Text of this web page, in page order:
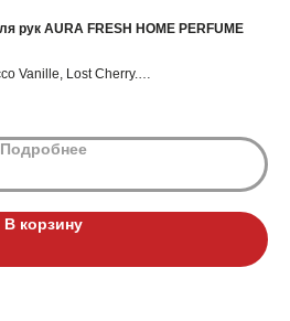
AURA FRESH HOME PERFUME
Vanille, Lost Cherry.
5000₽.
Подробнее
В корзину